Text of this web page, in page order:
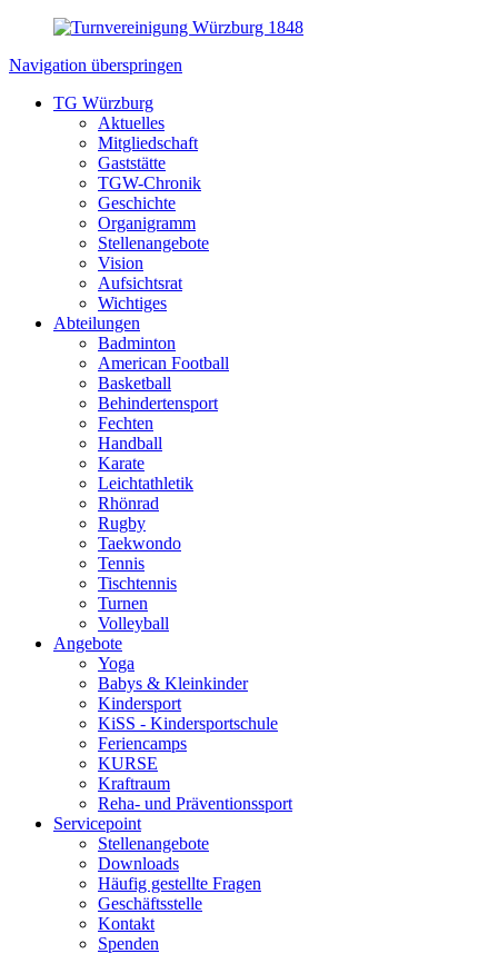
Navigation überspringen
TG Würzburg
Aktuelles
Mitgliedschaft
Gaststätte
TGW-Chronik
Geschichte
Organigramm
Stellenangebote
Vision
Aufsichtsrat
Wichtiges
Abteilungen
Badminton
American Football
Basketball
Behindertensport
Fechten
Handball
Karate
Leichtathletik
Rhönrad
Rugby
Taekwondo
Tennis
Tischtennis
Turnen
Volleyball
Angebote
Yoga
Babys & Kleinkinder
Kindersport
KiSS - Kindersportschule
Feriencamps
KURSE
Kraftraum
Reha- und Präventionssport
Servicepoint
Stellenangebote
Downloads
Häufig gestellte Fragen
Geschäftsstelle
Kontakt
Spenden